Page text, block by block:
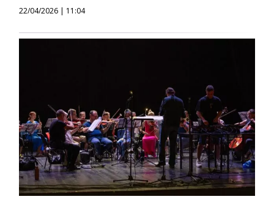
22/04/2026 | 11:04